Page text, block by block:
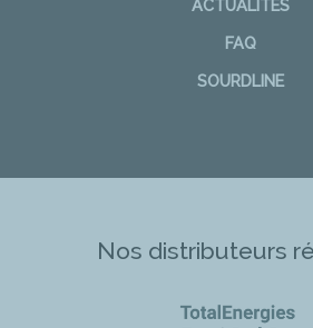
ACTUALITÉS
FAQ
SOURDLINE
Nos distributeurs